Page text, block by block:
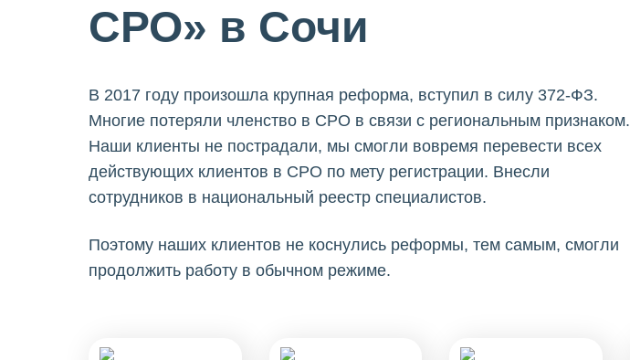
СРО» в Сочи
В 2017 году произошла крупная реформа, вступил в силу 372-ФЗ.
Многие потеряли членство в СРО в связи с региональным признаком.
Наши клиенты не пострадали, мы смогли вовремя перевести всех
действующих клиентов в СРО по мету регистрации. Внесли
сотрудников в национальный реестр специалистов.
Поэтому наших клиентов не коснулись реформы, тем самым, смогли
продолжить работу в обычном режиме.